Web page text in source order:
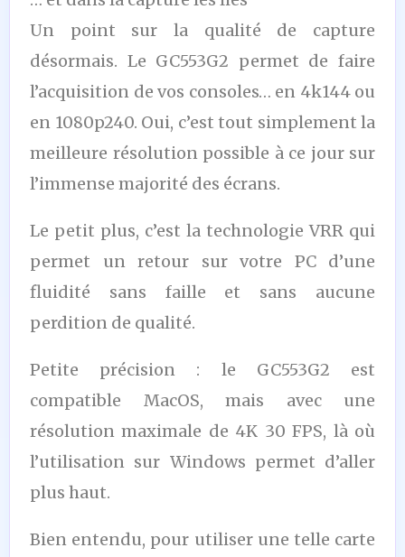
Un point sur la qualité de capture
désormais. Le GC553G2 permet de faire
l’acquisition de vos consoles… en 4k144 ou
en 1080p240. Oui, c’est tout simplement la
meilleure résolution possible à ce jour sur
l’immense majorité des écrans.
Le petit plus, c’est la technologie VRR qui
permet un retour sur votre PC d’une
fluidité sans faille et sans aucune
perdition de qualité.
Petite précision : le GC553G2 est
compatible MacOS, mais avec une
résolution maximale de 4K 30 FPS, là où
l’utilisation sur Windows permet d’aller
plus haut.
Bien entendu, pour utiliser une telle carte